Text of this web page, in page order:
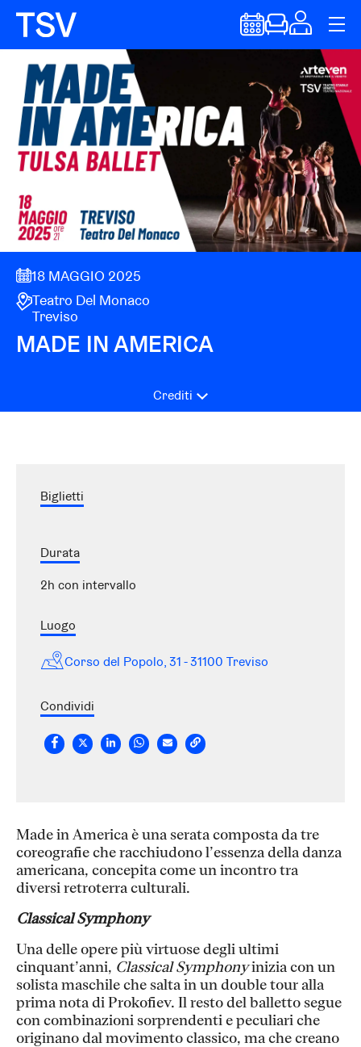
18 MAGGIO 2025
Teatro Del Monaco
Treviso
MADE IN AMERICA
Crediti
Biglietti
Durata
2h con intervallo
Luogo
Corso del Popolo, 31 - 31100 Treviso
Condividi
Made in America è una serata composta da tre
coreografie che racchiudono l’essenza della danza
americana, concepita come un incontro tra
diversi retroterra culturali.
Classical Symphony
Una delle opere più virtuose degli ultimi
cinquant’anni, Classical Symphonyinizia con un
solista maschile che salta in un double tour alla
prima nota di Prokofiev. Il resto del balletto segue
con combinazioni sorprendenti e peculiari che
originano dal movimento classico, ma che creano